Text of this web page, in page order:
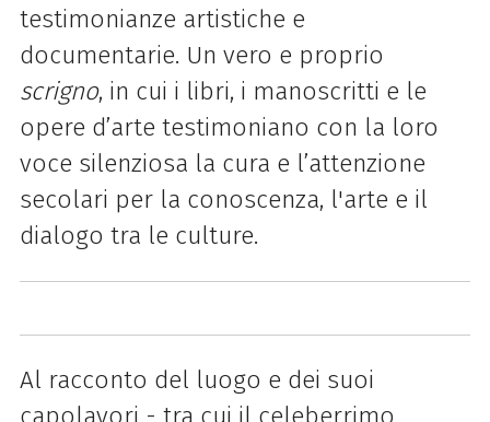
testimonianze artistiche e
documentarie. Un vero e proprio
scrigno, in cui i libri, i manoscritti e le
opere d’arte testimoniano con la loro
voce silenziosa la cura e l’attenzione
secolari per la conoscenza, l'arte e il
dialogo tra le culture.
Al racconto del luogo e dei suoi
capolavori - tra cui il celeberrimo